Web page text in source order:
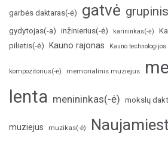
garbės daktaras(-ė) gatvė
gydytojas(-a) inžinierius(-ė) karininkas(-ė)
pilietis(-ė)
Kauno rajonas Kauno
kompozitorius(-ė) memorialinis muziejus
lenta menininkas(-ė) mokslų
muziejus muzikas(-ė)